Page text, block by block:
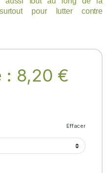
pour lutter contre
: 8,20 €
Effacer